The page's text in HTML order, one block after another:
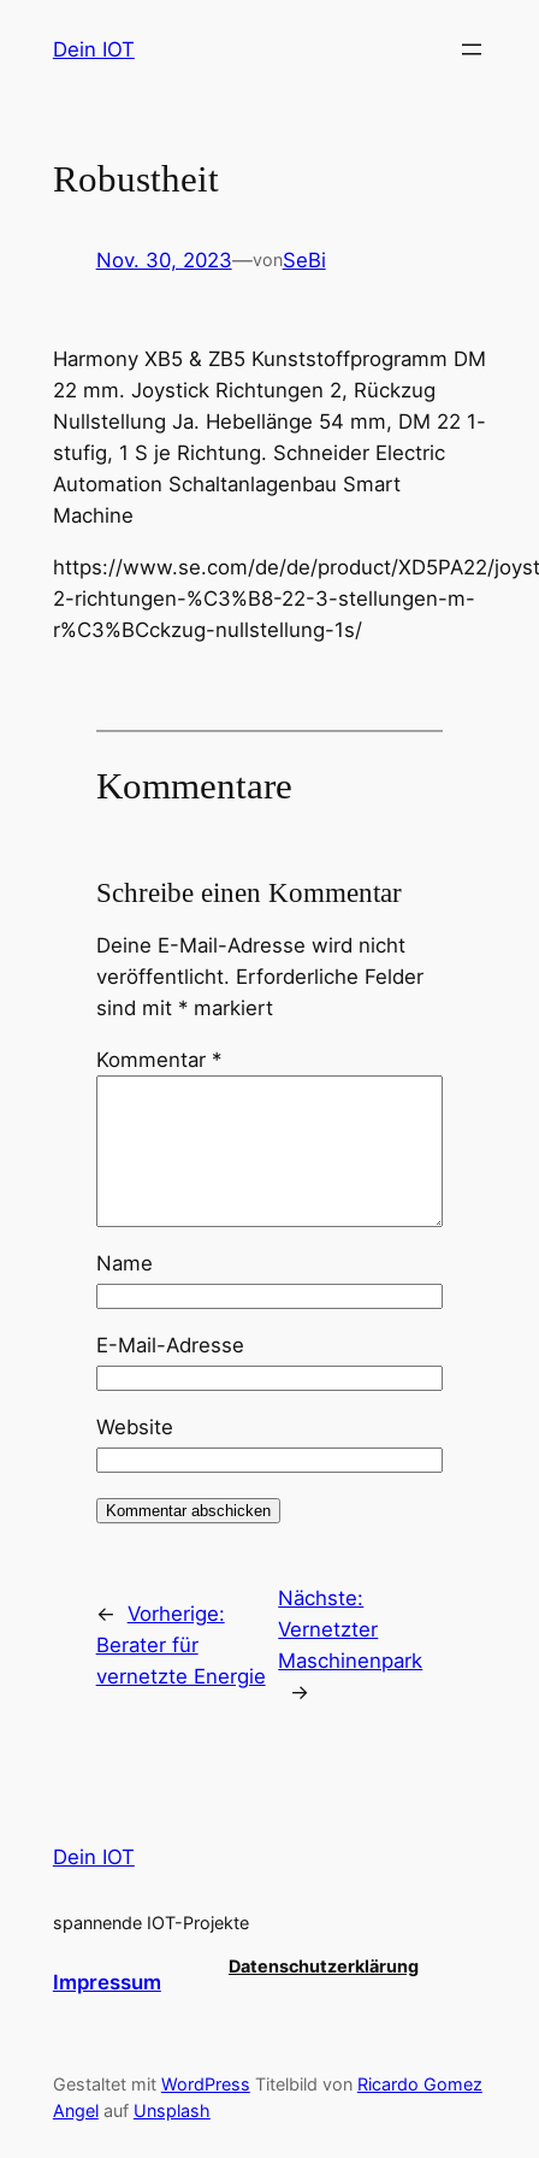
InhaltDein IOT
Robustheit
Nov. 30, 2023—vonSeBi
Harmony XB5 & ZB5 Kunststoffprogramm DM
22 mm. Joystick Richtungen 2, Rückzug
Nullstellung Ja. Hebellänge 54 mm, DM 22 1-
stufig, 1 S je Richtung. Schneider Electric
Automation Schaltanlagenbau Smart
Machine
https://www.se.com/de/de/product/XD5PA22/
2-richtungen-%C3%B8-22-3-stellungen-m-
r%C3%BCckzug-nullstellung-1s/
Kommentare
Schreibe einen Kommentar
Deine E-Mail-Adresse wird nicht
veröffentlicht. Erforderliche Felder
sind mit *markiert
Kommentar *
Name
E-Mail-Adresse
Website
← Vorherige:
Berater für
vernetzte Energie
Nächste:
Vernetzter
Maschinenpark
→
Dein IOT
spannende IOT-Projekte
Impressum
Datenschutzerklärung
Gestaltet mit WordPress Titelbild von Ricardo Gomez
Angelauf Unsplash